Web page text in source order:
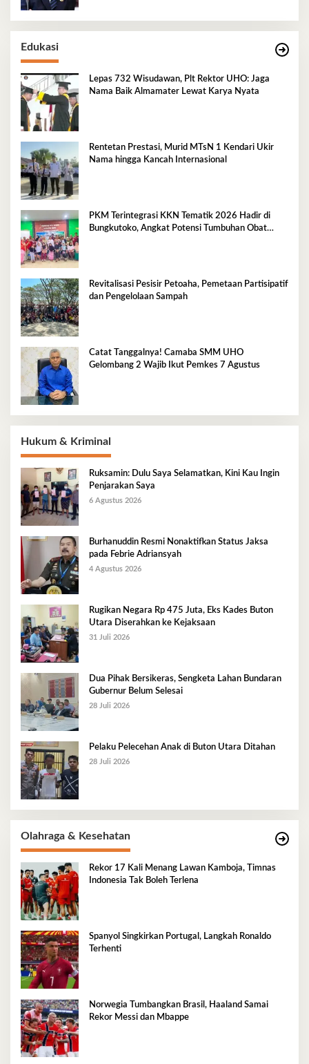
Edukasi
Lepas 732 Wisudawan, Plt Rektor UHO: Jaga
Nama Baik Almamater Lewat Karya Nyata
Rentetan Prestasi, Murid MTsN 1 Kendari Ukir
Nama hingga Kancah Internasional
PKM Terintegrasi KKN Tematik 2026 Hadir di
Bungkutoko, Angkat Potensi Tumbuhan Obat
Revitalisasi Pesisir Petoaha, Pemetaan Partisipatif
dan Pengelolaan Sampah
Catat Tanggalnya! Camaba SMM UHO
Gelombang 2 Wajib Ikut Pemkes 7 Agustus
Hukum & Kriminal
Ruksamin: Dulu Saya Selamatkan, Kini Kau Ingin
Penjarakan Saya
6 Agustus 2026
Burhanuddin Resmi Nonaktifkan Status Jaksa
pada Febrie Adriansyah
4 Agustus 2026
Rugikan Negara Rp 475 Juta, Eks Kades Buton
Utara Diserahkan ke Kejaksaan
31 Juli 2026
Dua Pihak Bersikeras, Sengketa Lahan Bundaran
Gubernur Belum Selesai
28 Juli 2026
Pelaku Pelecehan Anak di Buton Utara Ditahan
28 Juli 2026
Olahraga & Kesehatan
Rekor 17 Kali Menang Lawan Kamboja, Timnas
Indonesia Tak Boleh Terlena
Spanyol Singkirkan Portugal, Langkah Ronaldo
Terhenti
Norwegia Tumbangkan Brasil, Haaland Samai
Rekor Messi dan Mbappe